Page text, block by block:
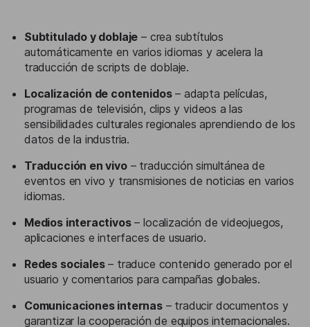
Subtitulado y doblaje – crea subtítulos
automáticamente en varios idiomas y acelera la
traducción de scripts de doblaje.
Localización de contenidos– adapta películas,
programas de televisión, clips y videos a las
sensibilidades culturales regionales aprendiendo de los
datos de la industria.
Traducción en vivo– traducción simultánea de
eventos en vivo y transmisiones de noticias en varios
idiomas.
Medios interactivos– localización de videojuegos,
aplicaciones e interfaces de usuario.
Redes sociales– traduce contenido generado por el
usuario y comentarios para campañas globales.
Comunicaciones internas– traducir documentos y
garantizar la cooperación de equipos internacionales.